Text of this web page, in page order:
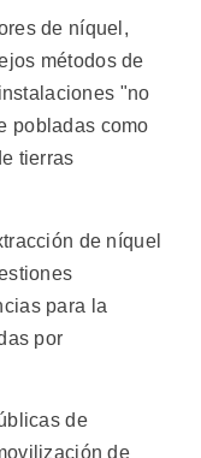
de níquel,
métodos de
"no
pobladas como
tierras
de níquel
para la
por
de
de